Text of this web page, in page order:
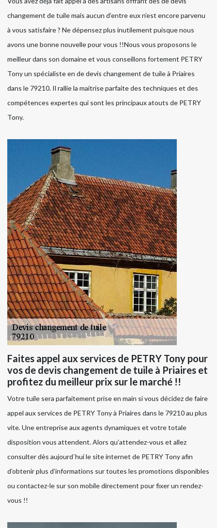
changement de tuile mais aucun d’entre eux n’est encore parvenu
à vous satisfaire ? Ne dépensez plus inutilement puisque nous
avons une bonne nouvelle pour vous !!Nous vous proposons le
meilleur dans son domaine et vous conseillons fortement PETRY
Tony un spécialiste en de devis changement de tuile à Priaires
dans le 79210. Il rallie la maitrise parfaite des techniques et des
compétences expertes qui sont les principaux atouts de PETRY
Tony.
Faites appel aux services de PETRY Tony pour
vos de devis changement de tuile à Priaires et
profitez du meilleur prix sur le marché !!
Votre tuile sera parfaitement prise en main si vous décidez de faire
appel aux services de PETRY Tony à Priaires dans le 79210 au plus
vite. Une entreprise aux agents dynamiques et votre totale
disposition vous attendent. Alors qu’attendez-vous et allez
consulter dès aujourd`hui le site internet de PETRY Tony afin
d’obtenir plus d’informations sur toutes les promotions disponibles
ou contactez-le sur son mobile directement pour fixer un rendez-
vous !!